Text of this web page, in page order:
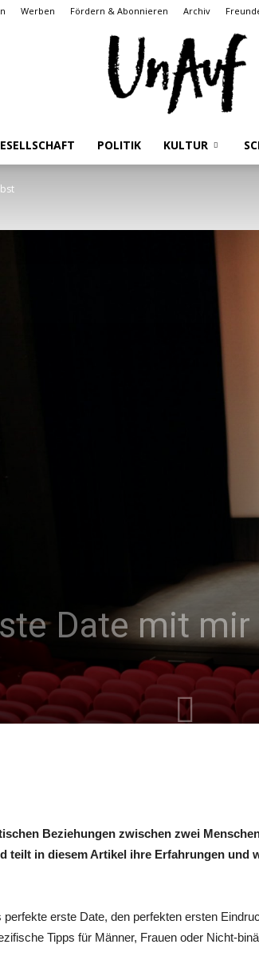
Werben Fördern & Abonnieren Archiv
der
HU
POLITIK KULTUR
Date mit
Beziehungen zwischen zwei
teilt in diesem Artikel ihre Erfahrungen und
erste Date, den perfekten ersten
Tipps für Männer, Frauen oder Nicht-